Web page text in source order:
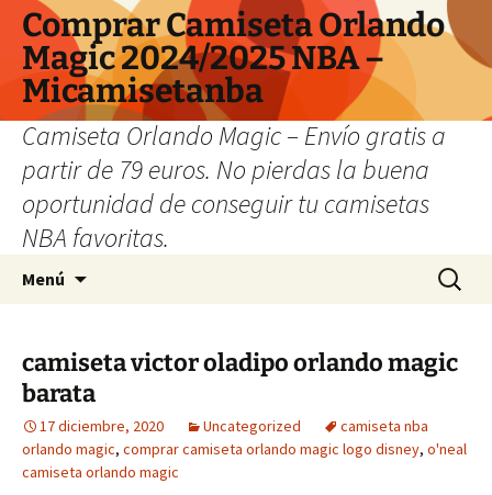
Comprar Camiseta Orlando
Magic 2024/2025 NBA –
Micamisetanba
Camiseta Orlando Magic – Envío gratis a
partir de 79 euros. No pierdas la buena
oportunidad de conseguir tu camisetas
NBA favoritas.
Menú Buscar:
camiseta victor oladipo orlando magic
barata
17 diciembre, 2020 Uncategorized
camiseta nba
orlando magic, comprar camiseta orlando magic logo disney, o'neal
camiseta orlando magic